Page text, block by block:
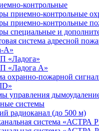
контрольные
приемно-контрольные
приемно-контрольные
специальные и
система адресной
А»
«Ладога»
«Ладога А»
охранно-пожарной
управления
системы
радиоканал (до 500 м)
система «АСТРА